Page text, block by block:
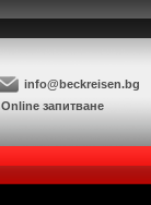
info@beckreisen.bg
Online запитване